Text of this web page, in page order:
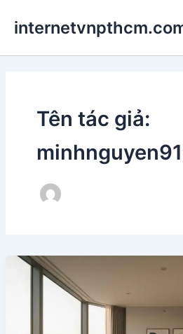
dung
Tên tác giả: